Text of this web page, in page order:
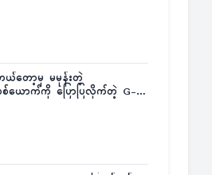
တော့မှ မမုန်းတဲ့
ယောက်ကို ပြောပြလိုက်တဲ့ G-